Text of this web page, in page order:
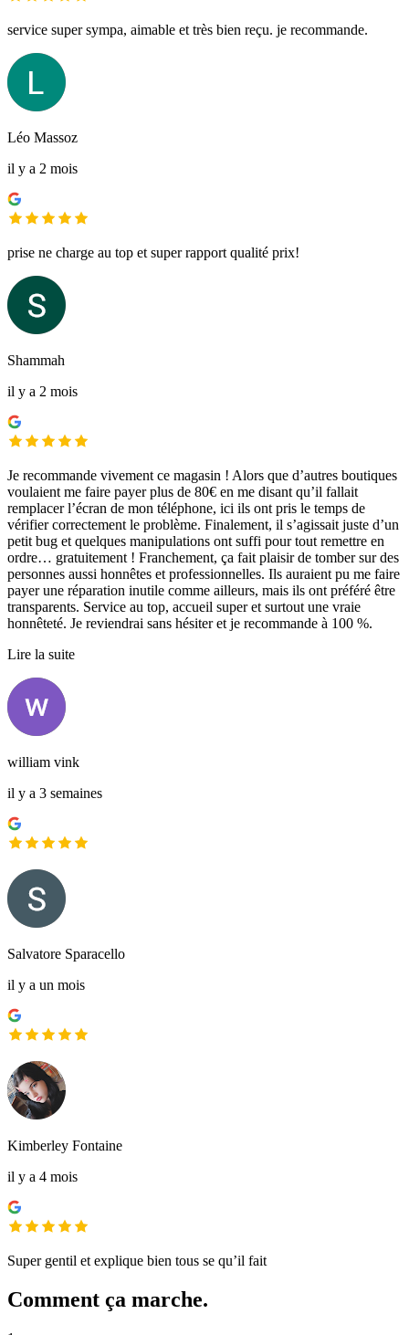
service super sympa, aimable et très bien reçu. je recommande.
Léo Massoz
il y a 2 mois
prise ne charge au top et super rapport qualité prix!
Shammah
il y a 2 mois
Je recommande vivement ce magasin ! Alors que d’autres boutiques
voulaient me faire payer plus de 80€ en me disant qu’il fallait
remplacer l’écran de mon téléphone, ici ils ont pris le temps de
vérifier correctement le problème. Finalement, il s’agissait juste d’un
petit bug et quelques manipulations ont suffi pour tout remettre en
ordre… gratuitement ! Franchement, ça fait plaisir de tomber sur des
personnes aussi honnêtes et professionnelles. Ils auraient pu me faire
payer une réparation inutile comme ailleurs, mais ils ont préféré être
transparents. Service au top, accueil super et surtout une vraie
honnêteté. Je reviendrai sans hésiter et je recommande à 100 %.
Lire la suite
william vink
il y a 3 semaines
Salvatore Sparacello
il y a un mois
Kimberley Fontaine
il y a 4 mois
Super gentil et explique bien tous se qu’il fait
Comment ça marche.